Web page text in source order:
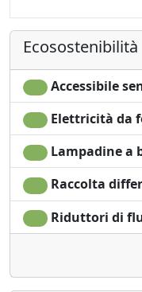
Ecosostenibilità
Accessibile
Elettricità da
Lampadine a
Raccolta
Riduttori di